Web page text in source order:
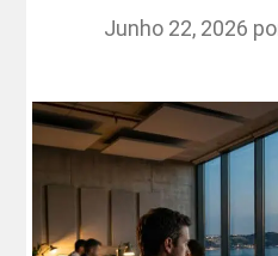
Junho 22, 2026